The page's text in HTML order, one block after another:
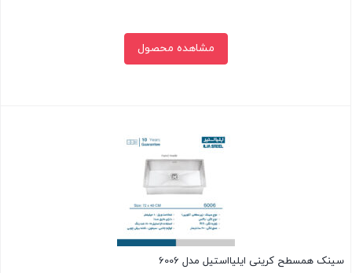
مشاهده محصول
سینک همسطح کرینی ایلیااستیل مدل 6006